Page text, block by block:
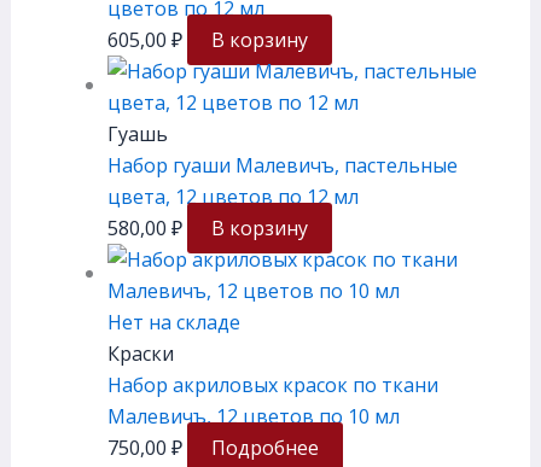
цветов по 12 мл
605,00 ₽ В корзину
Гуашь
Набор гуаши Малевичъ, пастельные
цвета, 12 цветов по 12 мл
580,00 ₽ В корзину
Нет на складе
Краски
Набор акриловых красок по ткани
Малевичъ, 12 цветов по 10 мл
750,00 ₽ Подробнее